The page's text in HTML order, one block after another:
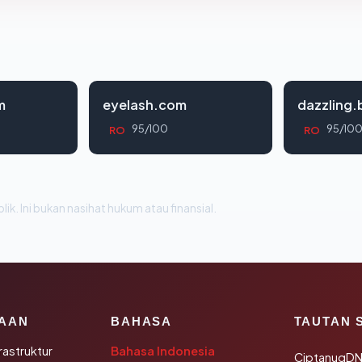
eyelash.com
RO 95/100 RO 95/100
Ini bukan nasihat hukum atau finansial.
BAHASA
Bahasa Indonesia
TAUTAN